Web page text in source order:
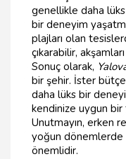
genellikle daha
bir deneyim
plajları olan
çıkarabilir,
Sonuç olarak,
bir şehir. İster
daha lüks bir
kendinize uygun
Unutmayın, erken
yoğun dönemlerde
önemlidir.